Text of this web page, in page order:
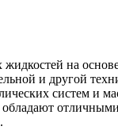
на
и другой
систем и
обладают